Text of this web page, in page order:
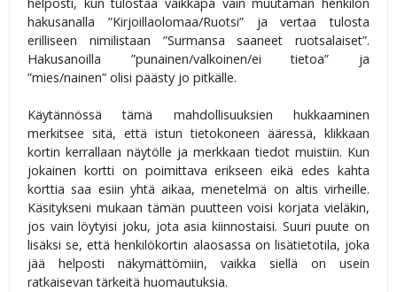
hakusanalla ”Kirjoillaolomaa/Ruotsi” ja vertaa tulosta
erilliseen nimilistaan ”Surmansa saaneet ruotsalaiset”.
Hakusanoilla ”punainen/valkoinen/ei tietoa” ja
”mies/nainen” olisi päästy jo pitkälle.
Käytännössä tämä mahdollisuuksien hukkaaminen
merkitsee sitä, että istun tietokoneen ääressä, klikkaan
kortin kerrallaan näytölle ja merkkaan tiedot muistiin. Kun
jokainen kortti on poimittava erikseen eikä edes kahta
korttia saa esiin yhtä aikaa, menetelmä on altis virheille.
Käsitykseni mukaan tämän puutteen voisi korjata vieläkin,
jos vain löytyisi joku, jota asia kiinnostaisi. Suuri puute on
lisäksi se, että henkilökortin alaosassa on lisätietotila, joka
jää helposti näkymättömiin, vaikka siellä on usein
ratkaisevan tärkeitä huomautuksia.